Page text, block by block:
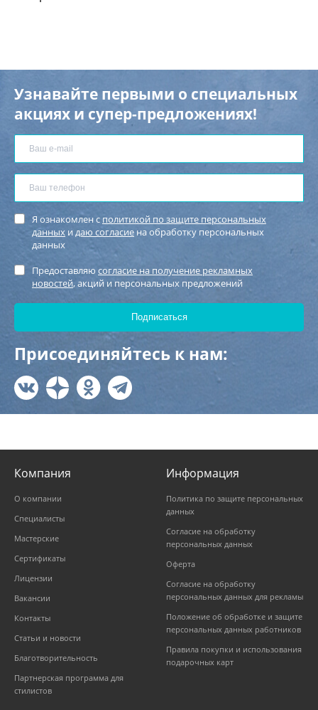
Узнавайте первыми о специальных
акциях и супер-предложениях!
Я ознакомлен с политикой по защите персональных
данных идаю согласие на обработку персональных
данных
Предоставляю согласие на получение рекламных
новостей, акций и персональных предложений
Присоединяйтесь к нам:
Компания
О компании
Специалисты
Мастерские
Сертификаты
Лицензии
Вакансии
Контакты
Статьи и новости
Благотворительность
Партнерская программа для
стилистов
Информация
Политика по защите персональных
данных
Согласие на обработку
персональных данных
Оферта
Согласие на обработку
персональных данных для рекламы
Положение об обработке и защите
персональных данных работников
Правила покупки и использования
подарочных карт